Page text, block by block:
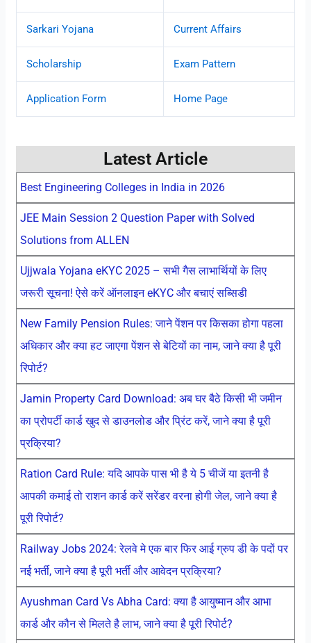
Sarkari Yojana Current Affairs
Scholarship Exam Pattern
Application Form Home Page
Latest Article
Best Engineering Colleges in India in 2026
JEE Main Session 2 Question Paper with Solved
Solutions from ALLEN
Ujjwala Yojana eKYC 2025 – सभी गैस लाभार्थियों के लिए
जरूरी सूचना! ऐसे करें ऑनलाइन eKYC और बचाएं सब्सिडी
New Family Pension Rules: जाने पेंशन पर किसका होगा पहला
अधिकार और क्या हट जाएगा पेंशन से बेटियों का नाम, जाने क्या है पूरी
रिपोर्ट?
Jamin Property Card Download: अब घर बैठे किसी भी जमीन
का प्रोपर्टी कार्ड खुद से डाउनलोड और प्रिंट करें, जाने क्या है पूरी
प्रक्रिया?
Ration Card Rule: यदि आपके पास भी है ये 5 चीजें या इतनी है
आपकी कमाई तो राशन कार्ड करें सरेंडर वरना होगी जेल, जाने क्या है
पूरी रिपोर्ट?
Railway Jobs 2024: रेलवे मे एक बार फिर आई ग्रुप डी के पदों पर
नई भर्ती, जाने क्या है पूरी भर्ती और आवेदन प्रक्रिया?
Ayushman Card Vs Abha Card: क्या है आयुष्मान और आभा
कार्ड और कौन से मिलते है लाभ, जाने क्या है पूरी रिपोर्ट?